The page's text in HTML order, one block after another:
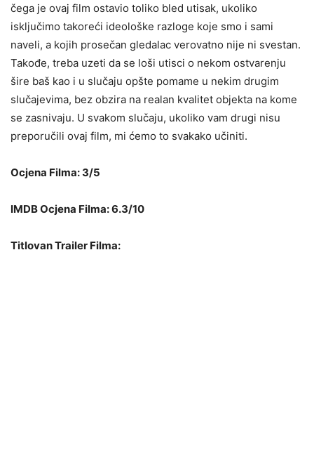
čega je ovaj film ostavio toliko bled utisak, ukoliko
isključimo takoreći ideološke razloge koje smo i sami
naveli, a kojih prosečan gledalac verovatno nije ni svestan.
Takođe, treba uzeti da se loši utisci o nekom ostvarenju
šire baš kao i u slučaju opšte pomame u nekim drugim
slučajevima, bez obzira na realan kvalitet objekta na kome
se zasnivaju. U svakom slučaju, ukoliko vam drugi nisu
preporučili ovaj film, mi ćemo to svakako učiniti.
Ocjena Filma: 3/5
IMDB Ocjena Filma: 6.3/10
Titlovan Trailer Filma: